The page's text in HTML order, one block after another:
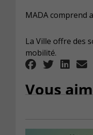
MADA comprend
La Ville offre des
mobilité.
Vous